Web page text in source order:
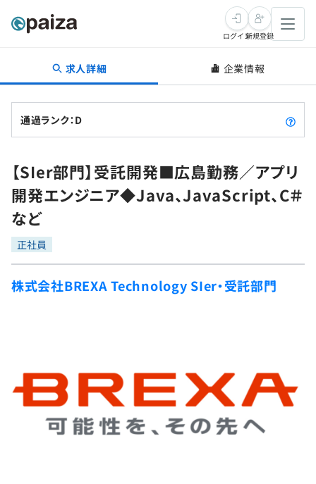
転職・キャリア
転職成功ガイド
転職エージェント
インタビュー
転職成功ガイド
新卒就活
求人検索
本選考
インターン
新卒エージェント
就活成功ガイド
学習
問題集
4択課題
プラン
個人向けプラン
プログラミング言語
ゲーム・マンガ
note
ログイン新規登録
求人詳細 企業情報
通過ランク：D
【SIer部門】受託開発■広島勤務／アプリ
開発エンジニア◆Java、JavaScript、C＃
など
正社員
株式会社BREXA Technology SIer・受託部門